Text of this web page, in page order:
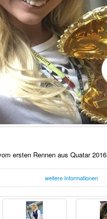
ersten Rennen aus Quatar 2016
weitere Informationen
aus Quatar 2016